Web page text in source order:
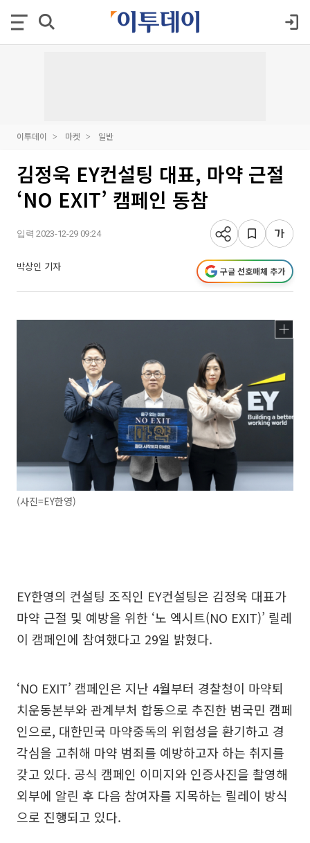
이투데이 마켓 일반
김정욱 EY컨설팅 대표, 마약 근절
‘NO EXIT’ 캠페인 동참
입력 2023-12-29 09:24
박상인 기자 구글 선호매체 추가
(사진=EY한영)
EY한영의 컨설팅 조직인 EY컨설팅은 김정욱 대표가
마약 근절 및 예방을 위한 ‘노 엑시트(NO EXIT)’ 릴레
이 캠페인에 참여했다고 29일 밝혔다.
‘NO EXIT’ 캠페인은 지난 4월부터 경찰청이 마약퇴
치운동본부와 관계부처 합동으로 추진한 범국민 캠페
인으로, 대한민국 마약중독의 위험성을 환기하고 경
각심을 고취해 마약 범죄를 예방하고자 하는 취지를
갖고 있다. 공식 캠페인 이미지와 인증사진을 촬영해
외부에 알린 후 다음 참여자를 지목하는 릴레이 방식
으로 진행되고 있다.